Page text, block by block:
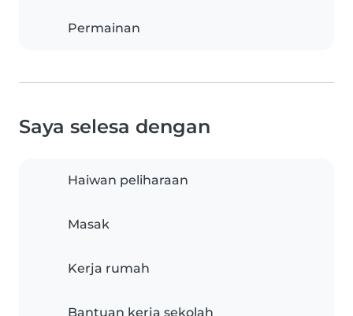
Permainan
Saya selesa dengan
Haiwan peliharaan
Masak
Kerja rumah
Bantuan kerja sekolah